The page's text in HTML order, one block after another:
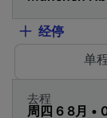
经停
单
去程